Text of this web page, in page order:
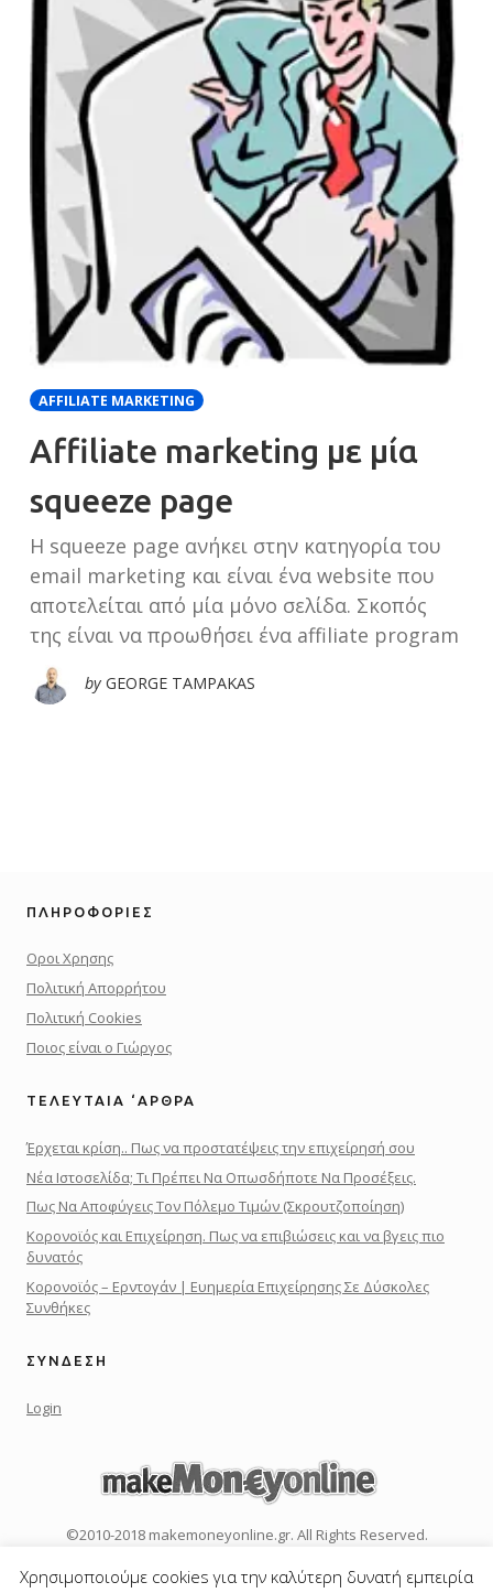
AFFILIATE MARKETING
Affiliate marketing με μία
squeeze page
Η squeeze page ανήκει στην κατηγορία του
email marketing και είναι ένα website που
αποτελείται από μία μόνο σελίδα. Σκοπός
της είναι να προωθήσει ένα affiliate program
by GEORGE TAMPAKAS
ΠΛΗΡΟΦΟΡΊΕΣ
Οροι Χρησης
Πολιτική Απορρήτου
Πολιτική Cookies
Ποιος είναι ο Γιώργος
ΤΕΛΕΥΤΑΊΑ ‘ΑΡΘΡΑ
Έρχεται κρίση.. Πως να προστατέψεις την επιχείρησή σου
Νέα Ιστοσελίδα; Τι Πρέπει Να Οπωσδήποτε Να Προσέξεις.
Πως Να Αποφύγεις Τον Πόλεμο Τιμών (Σκρουτζοποίηση)
Κορονοϊός και Επιχείρηση. Πως να επιβιώσεις και να βγεις πιο
δυνατός
Κορονοϊός – Ερντογάν | Ευημερία Επιχείρησης Σε Δύσκολες
Συνθήκες
ΣΎΝΔΕΣΗ
Login
©2010-2018 makemoneyonline.gr. All Rights Reserved.
Χρησιμοποιούμε cookies για την καλύτερη δυνατή εμπειρία